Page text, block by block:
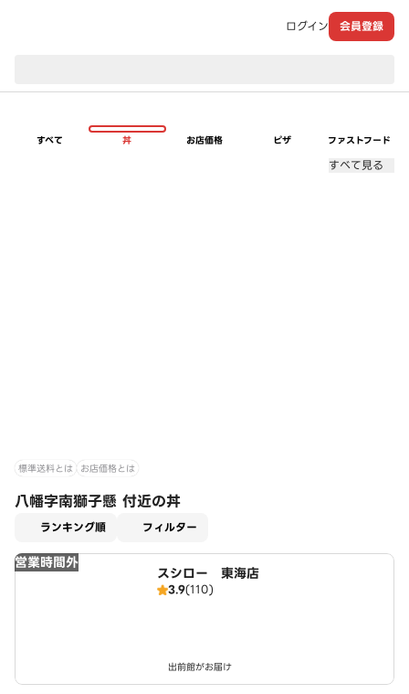
ログイン 会員登録
すべて 丼 お店価格 ピザ ファストフード
すべて見る
標準送料とは お店価格とは
八幡字南獅子懸 付近の丼
ランキング順 フィルター
営業時間外
スシロー 東海店
3.9(110)
出前館がお届け